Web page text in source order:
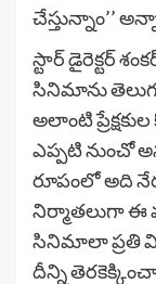
చేస్తున్నాం’’
స్టార్ డైరెక్ట‌ర్
సినిమాను
అలాంటి
ఎప్ప‌టి నుంచో
రూపంలో అది
నిర్మాత‌లుగా ఈ
సినిమాలా ప్ర‌తి
దీన్ని